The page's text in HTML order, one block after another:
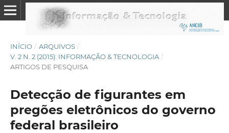
INÍCIO / ARQUIVOS /
V. 2 N. 2 (2015): INFORMAÇÃO & TECNOLOGIA /
ARTIGOS DE PESQUISA
Detecção de figurantes em
pregões eletrônicos do governo
federal brasileiro